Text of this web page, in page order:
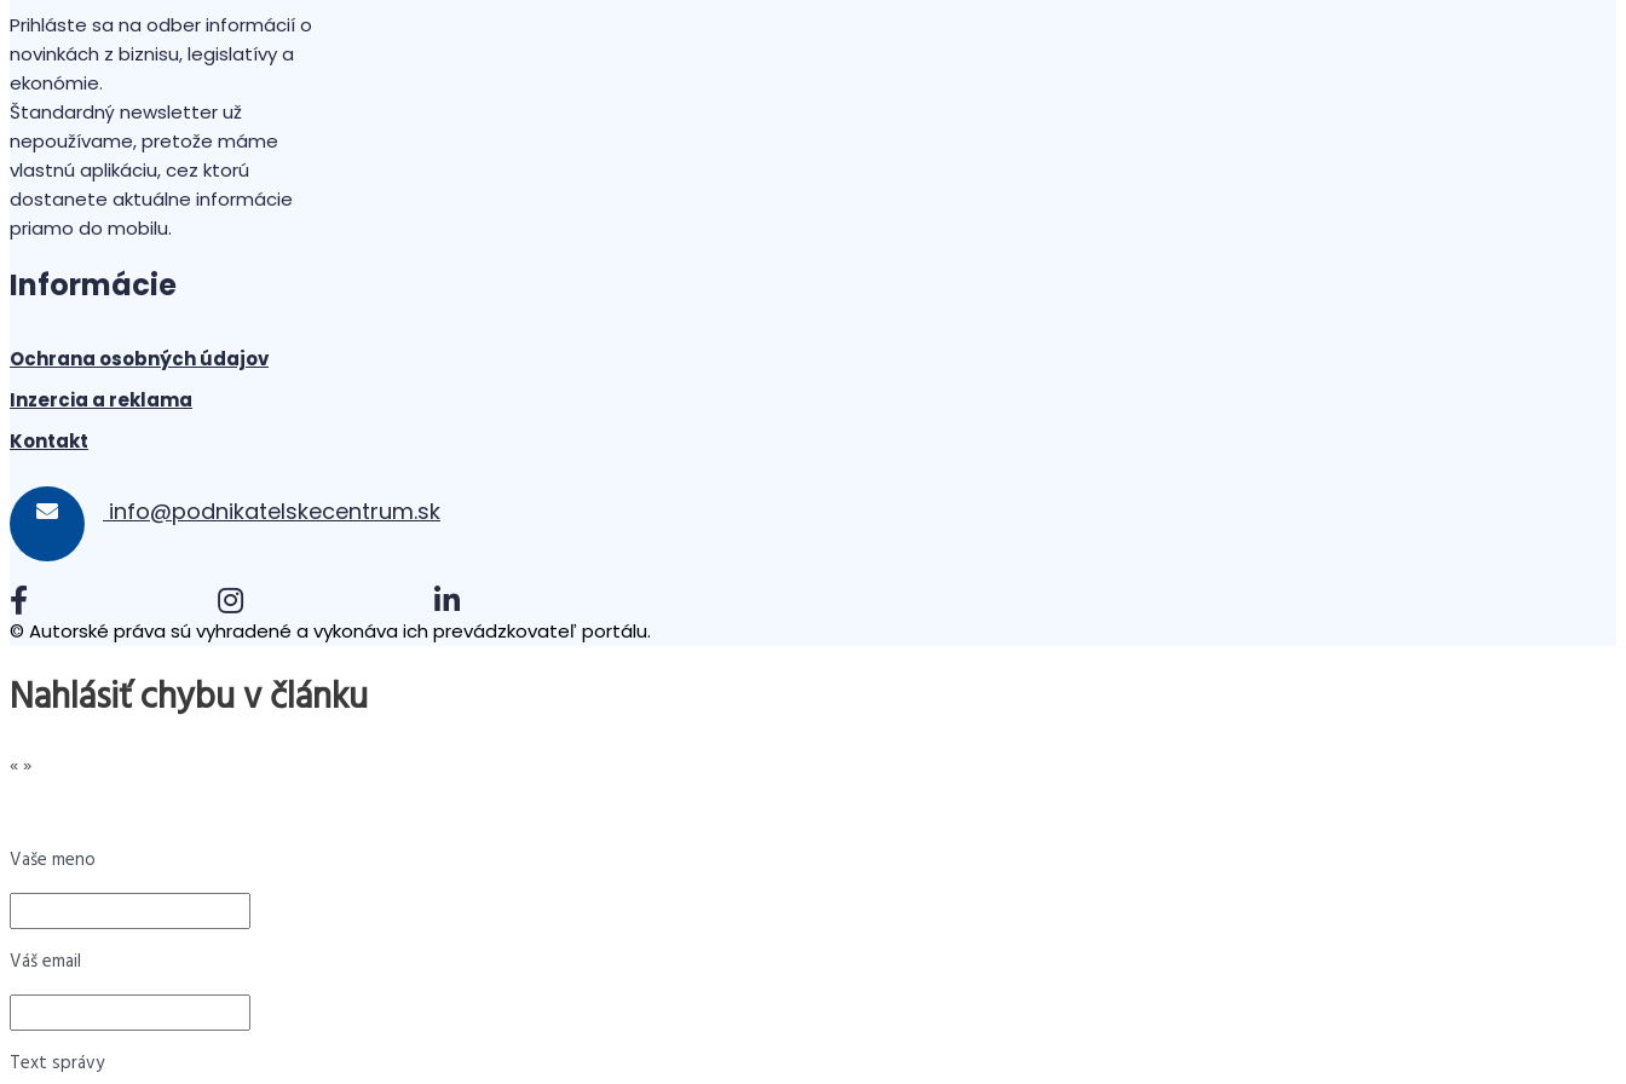
Prihláste sa na odber informácií o
novinkách z biznisu, legislatívy a
ekonómie.
Štandardný newsletter už
nepoužívame, pretože máme
vlastnú aplikáciu, cez ktorú
dostanete aktuálne informácie
priamo do mobilu.
Informácie
Ochrana osobných údajov
Inzercia a reklama
Kontakt
info@podnikatelskecentrum.sk
© Autorské práva sú vyhradené a vykonáva ich prevádzkovateľ portálu.
Nahlásiť chybu v článku
«»
Vaše meno
Váš email
Text správy